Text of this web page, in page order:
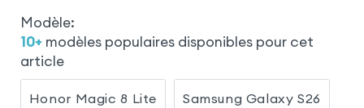
Modèle:
10+ modèles populaires disponibles pour cet
article
Honor Magic 8 Lite Samsung Galaxy S26